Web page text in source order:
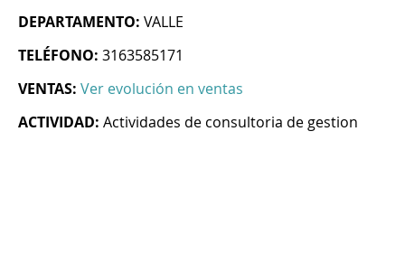
DEPARTAMENTO: VALLE
TELÉFONO: 3163585171
VENTAS: Ver evolución en ventas
ACTIVIDAD: Actividades de consultoria de gestion